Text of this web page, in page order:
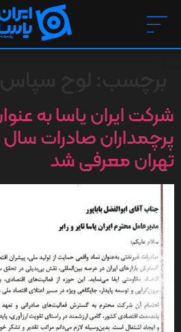
شرکت ایران یاسا به
تهران معرفی شد